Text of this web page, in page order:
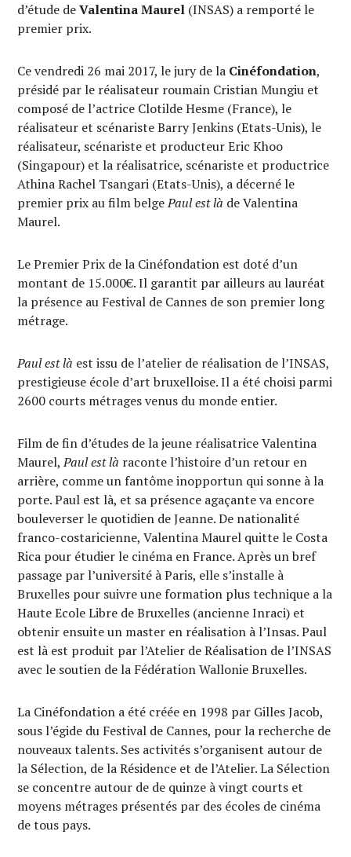
d’étude deValentina Maurel (INSAS) a remporté le
premier prix.
Ce vendredi 26 mai 2017, le jury de la Cinéfondation,
présidé par le réalisateur roumain Cristian Mungiu et
composé de l’actrice Clotilde Hesme (France), le
réalisateur et scénariste Barry Jenkins (Etats-Unis), le
réalisateur, scénariste et producteur Eric Khoo
(Singapour) et la réalisatrice, scénariste et productrice
Athina Rachel Tsangari (Etats-Unis), a décerné le
premier prix au film belgePaul est là de Valentina
Maurel.
Le Premier Prix de la Cinéfondation est doté d’un
montant de 15.000€. Il garantit par ailleurs au lauréat
la présence au Festival de Cannes de son premier long
métrage.
Paul est là est issu de l’atelier de réalisation de l’INSAS,
prestigieuse école d’art bruxelloise. Il a été choisi parmi
2600 courts métrages venus du monde entier.
Film de fin d’études de la jeune réalisatrice Valentina
Maurel,Paul est là raconte l’histoire d’un retour en
arrière, comme un fantôme inopportun qui sonne à la
porte. Paul est là, et sa présence agaçante va encore
bouleverser le quotidien de Jeanne. De nationalité
franco-costaricienne, Valentina Maurel quitte le Costa
Rica pour étudier le cinéma en France. Après un bref
passage par l’université à Paris, elle s’installe à
Bruxelles pour suivre une formation plus technique a la
Haute Ecole Libre de Bruxelles (ancienne Inraci) et
obtenir ensuite un master en réalisation à l’Insas. Paul
est là est produit par l’Atelier de Réalisation de l’INSAS
avec le soutien de la Fédération Wallonie Bruxelles.
La Cinéfondation a été créée en 1998 par Gilles Jacob,
sous l’égide du Festival de Cannes, pour la recherche de
nouveaux talents. Ses activités s’organisent autour de
la Sélection, de la Résidence et de l’Atelier. La Sélection
se concentre autour de de quinze à vingt courts et
moyens métrages présentés par des écoles de cinéma
de tous pays.